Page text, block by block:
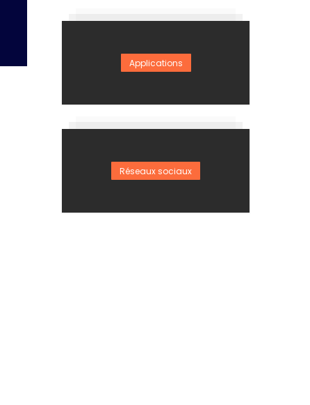
Applications
Réseaux sociaux